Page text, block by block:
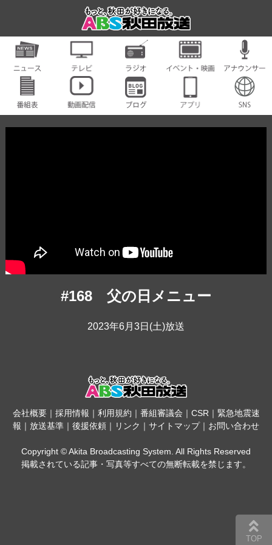
#168 父の日メニュー
2023年6月3日(土)放送
会社概要｜ 採用情報 ｜ 利用規約 ｜ 番組審議会 ｜ CSR ｜ 緊急地震速
報 ｜ 放送基準 ｜ 後援依頼 ｜ リンク ｜ サイトマップ｜ お問い合わせ
Copyright © Akita Broadcasting System. All Rights Reserved
掲載されている記事・写真等すべての無断転載を禁じます。